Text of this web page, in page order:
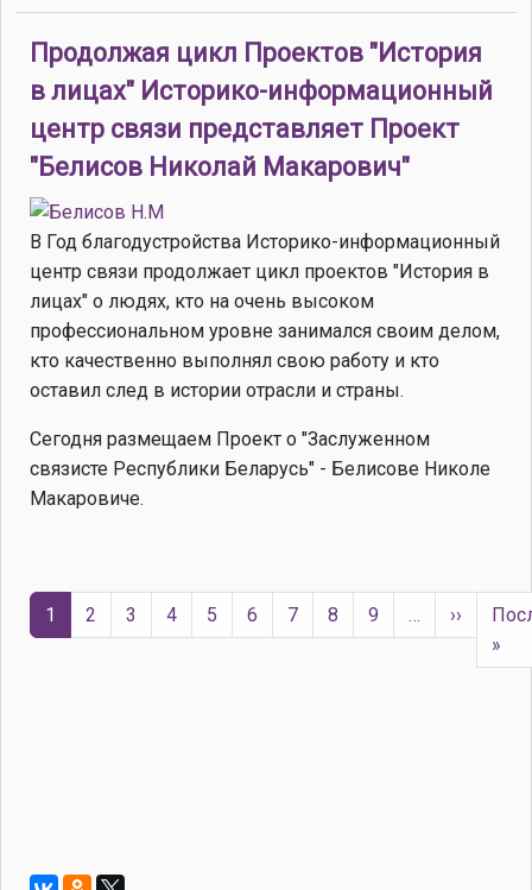
Продолжая цикл Проектов "История
в лицах" Историко-информационный
центр связи представляет Проект
"Белисов Николай Макарович"
В Год благодустройства Историко-информационный
центр связи продолжает цикл проектов "История в
лицах" о людях, кто на очень высоком
профессиональном уровне занимался своим делом,
кто качественно выполнял свою работу и кто
оставил след в истории отрасли и страны.
Сегодня размещаем Проект о "Заслуженном
связисте Республики Беларусь" - Белисове Николе
Макаровиче.
Нумерация страниц
1 2 3 4 5 6 7 8 9 … ››
»